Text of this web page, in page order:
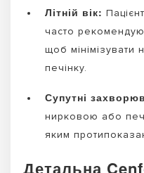
Літній вік:
часто
щоб мінімізувати
печінку.
Супутні
нирковою або
яким
Детальна